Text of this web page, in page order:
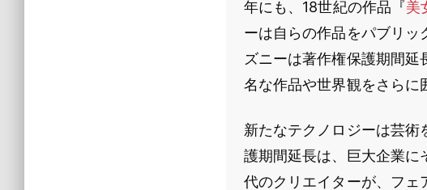
年にも、18世紀の作品『美
ーは自らの作品をパブリッ
ズニーは著作権保護期間
名な作品や世界観をさらに
新たなテクノロジーは芸
護期間延長は、巨大企業
代のクリエイターが、フェ